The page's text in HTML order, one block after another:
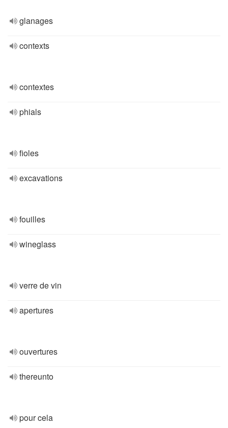
glanages
contexts
contextes
phials
fioles
excavations
fouilles
wineglass
verre de vin
apertures
ouvertures
thereunto
pour cela